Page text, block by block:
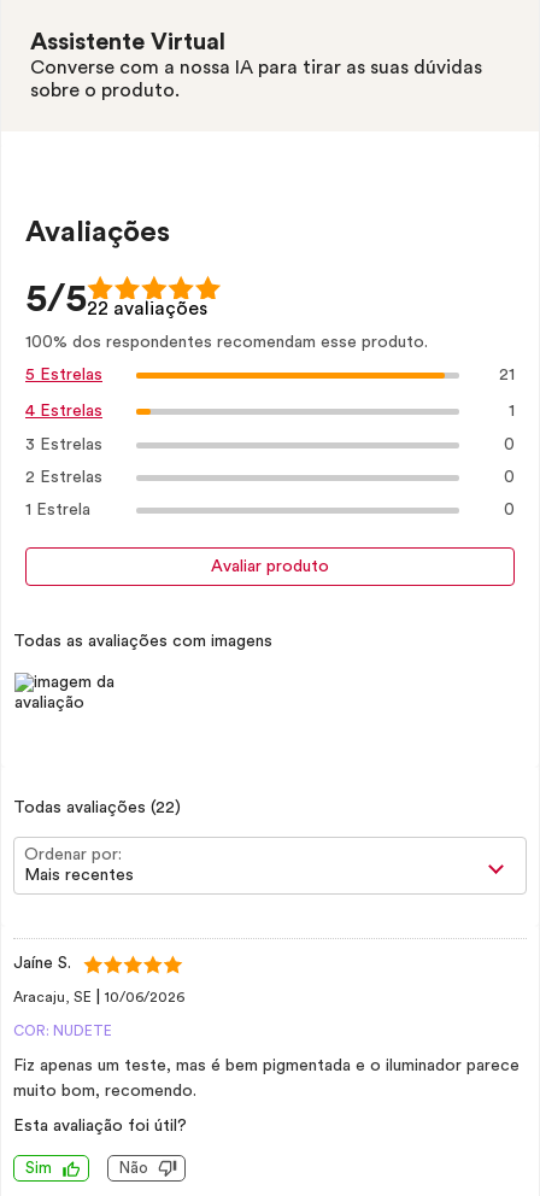
Assistente Virtual
Converse com a nossa IA para tirar as suas dúvidas
sobre o produto.
Avaliações
5/522 avaliações
100% dos respondentes recomendam esse produto.
5 Estrelas
21
4 Estrelas 1
3 Estrelas
0
2 Estrelas
0
1 Estrela
0
Avaliar produto
Todas as avaliações com imagens
Todas avaliações (22)
Ordenar por:
Mais recentes
Jaíne S.
Aracaju, SE 10/06/2026
COR: NUDETE
Fiz apenas um teste, mas é bem pigmentada e o iluminador parece
muito bom, recomendo.
Esta avaliação foi útil?
Sim Não